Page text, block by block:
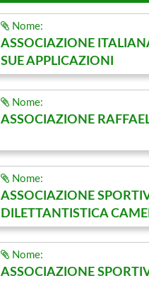
Nome:
ASSOCIAZIONE
SUE APPLICAZIONI
Nome:
ASSOCIAZIONE
Nome:
ASSOCIAZIONE
DILETTANTISTICA
Nome:
ASSOCIAZIONE